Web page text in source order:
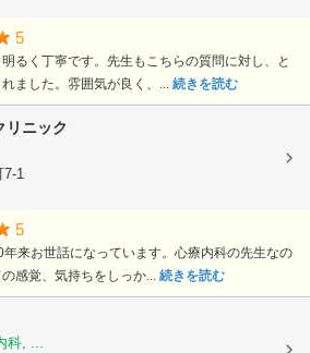
5
るく丁寧です。先生もこちらの質問に対し、と
ました。雰囲気が良く、... 続きを読む
リニック
7-1
5
来お世話になっています。心療内科の先生なの
感覚、気持ちをしっか... 続きを読む
科, ...